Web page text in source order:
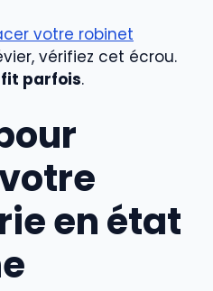
votre robinet
vérifiez cet écrou.
parfois.
en état